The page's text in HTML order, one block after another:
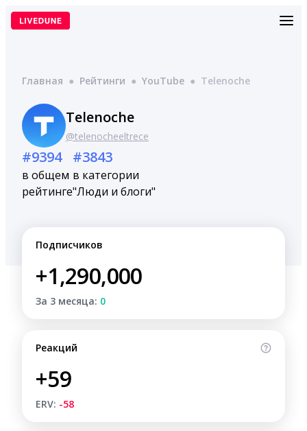
Перейти
Главная ● Рейтинги ● YouTube ● Telenoche
Telenoche
@telenocheeltrece
#9394
в общем
рейтинге
#3843
в категории
"Люди и блоги"
Подписчиков
+1,290,000
За 3 месяца: 0
Реакций
+59
ERV: -58